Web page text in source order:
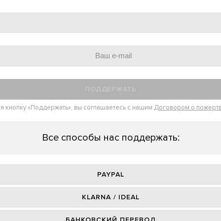
кнопку «Поддержать», вы соглашаетесь с нашим Договором о
Все способы нас поддержать:
PAYPAL
KLARNA / IDEAL